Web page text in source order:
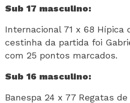
Sub 17 masculino:
Internacional 71 x 68 Hípica
cestinha da partida foi
com 25 pontos marcados.
Sub 16 masculino:
Banespa 24 x 77 Regatas